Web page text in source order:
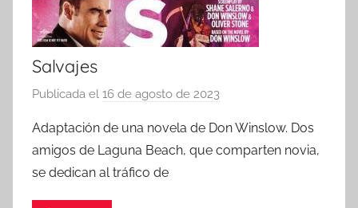
Salvajes
Publicada el 16 de agosto de 2023
r
Adaptación de una novela de Don Winslow. Dos
amigos de Laguna Beach, que comparten novia,
se dedican al tráfico de